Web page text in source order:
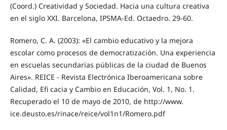
(Coord.) Creatividad y Sociedad. Hacia una cultura creativa
en el siglo XXI. Barcelona, IPSMA-Ed. Octaedro. 29-60.
Romero, C. A. (2003): «El cambio educativo y la mejora
escolar como procesos de democratización. Una experiencia
en escuelas secundarias públicas de la ciudad de Buenos
Aires». REICE - Revista Electrónica Iberoamericana sobre
Calidad, Efi cacia y Cambio en Educación, Vol. 1, No. 1.
Recuperado el 10 de mayo de 2010, de http://www.
ice.deusto.es/rinace/reice/vol1n1/Romero.pdf